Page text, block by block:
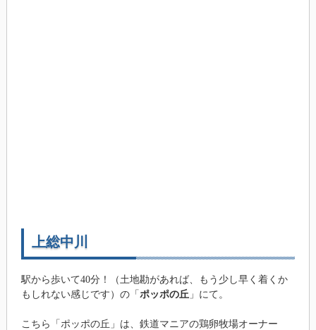
上総中川
駅から歩いて40分！（土地勘があれば、もう少し早く着くか
もしれない感じです）の「 ポッポの丘 」にて。
こちら「ポッポの丘」は、鉄道マニアの鶏卵牧場オーナー